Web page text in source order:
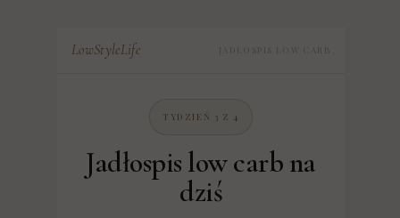
LowStyleLife JADŁOSPIS LOW CARB
TYDZIEŃ 3 Z 4
Jadłospis low carb na
dziś